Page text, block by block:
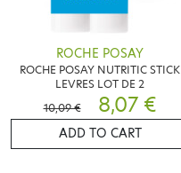
ROCHE POSAY
ROCHE POSAY NUTRITIC STICK
LEVRES LOT DE 2
10,09 €
8,07 €
ADD TO CART